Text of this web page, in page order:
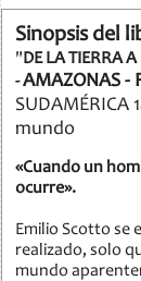
Sinopsis del
" DE LA TIERRA
-AMAZONAS -
SUDAMÉRICA
mundo
«Cuando un
ocurre».
Emilio Scotto se
realizado, solo
mundo